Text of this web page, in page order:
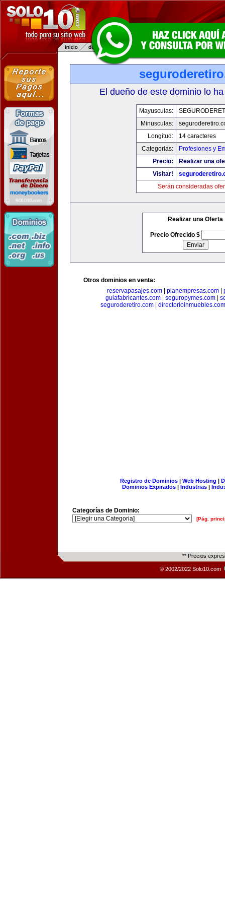
El dueño de este dominio lo
Mayusculas:
Minusculas:
Longitud:
14 caracteres
Categorias:
Profesiones y
Precio:
Realizar una
Visitar!
Serán consideradas
Realizar una Oferta
Precio Ofrecido $
Otros dominios en venta:
reservapasajes.com
planempresas.com
guiafabricantes.com| seguropymes.com|
seguroderetiro.com| directorioinmuebles.com
Registro de Dominios| Web Hosting |
Dominios Expirados | Industrias |
Categorías de Dominio:
[Pág.
** Precios
© 2002/2022 Solo10.com